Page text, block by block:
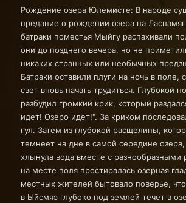
Рождение озера Юлемисте: В народе
предание о рождении озера на
батраки поместья Мыйгу распахивали
они до позднего вечера, но не
никаких странных или необычных
Батраки оставили плуги на ночь в поле,
свет вновь начать трудиться. Глубокой
разбудил громкий крик, который
идет! Озеро идет!". За криком
гул. Затем из глубокой расщелины,
темнеет на дне в самой середине
хлынула вода вместе с разнообразными
на месте поля простиралась озерная
местных жителей бытовало поверье,
в Ыйсмяэ глубоко под землей течет в